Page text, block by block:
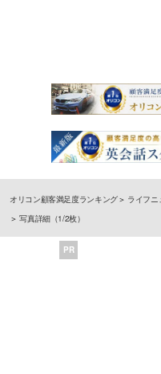
オリコン顧客満足度ランキング ライフニ
写真詳細（1/2枚）
PR